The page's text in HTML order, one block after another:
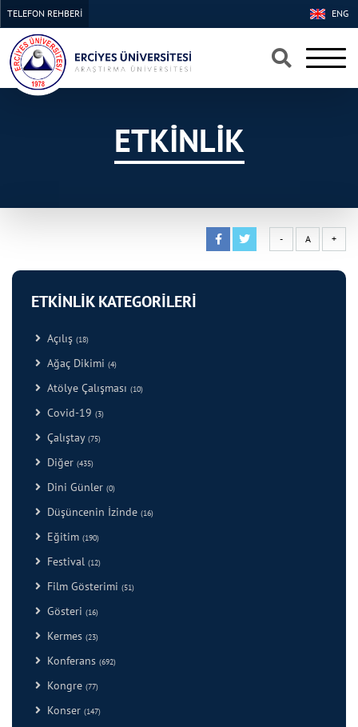
×
×
ENG
TELEFON REHBERİ
ETKİNLİK
- A +
ETKİNLİK KATEGORİLERİ
Açılış (18)
Ağaç Dikimi (4)
Atölye Çalışması (10)
Covid-19 (3)
Çalıştay (75)
Diğer (435)
Dini Günler (0)
Düşüncenin İzinde (16)
Eğitim (190)
Festival (12)
Film Gösterimi (51)
Gösteri (16)
Kermes (23)
Konferans (692)
Kongre (77)
Konser (147)